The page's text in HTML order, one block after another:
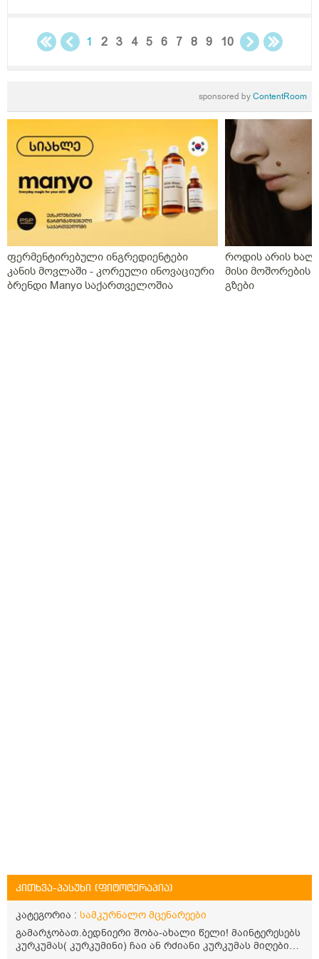
1 2 3 4 5 6 7 8 9 10
sponsored byContentRoom
ფერმენტირებული ინგრედიენტები
კანის მოვლაში - კორეული ინოვაციური
ბრენდი Manyo საქართველოშია
როდის არის
მისი მოშორების
გზები
კითხვა-პასუხი (ფიტოტერაპია)
კატეგორია : სამკურნალო მცენარეები
გამარჯობათ.ბედნიერი შობა-ახალი წელი! მაინტერესებს
კურკუმას( კურკუმინი) ჩაი ან რძიანი კურკუმას მიღების